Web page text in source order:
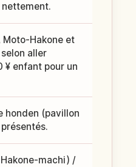
Hakone et
aller
enfant pour un
honden (pavillon
machi) /